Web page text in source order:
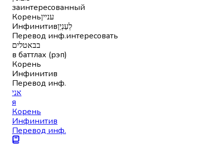
заинтересованный
Кореньעניין
Инфинитивלְעַנְיֵן
Перевод инф.интересовать
בבאטלים
в баттлах (рэп)
Корень
Инфинитив
Перевод инф.
אני
я
Корень
Инфинитив
Перевод инф.